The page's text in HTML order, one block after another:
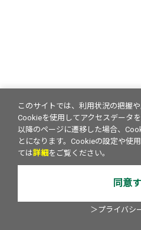
このサイトでは、利用状況の把握
Cookieを使用してアクセスデータ
以降のページに遷移した場合、
とになります。Cookieの設定や使
ては詳細 をご覧ください。
同意
＞プライバシ